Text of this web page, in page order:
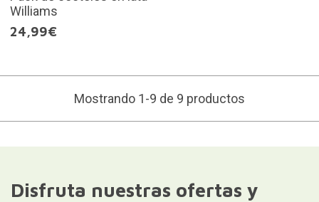
Williams
24,99€
Mostrando 1-9 de 9 productos
Disfruta nuestras ofertas y